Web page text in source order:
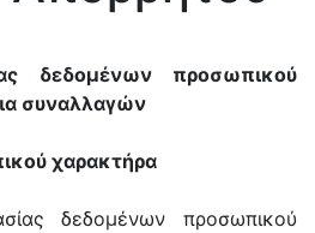
δεδομένων προσωπικού
συναλλαγών
χαρακτήρα
δεδομένων προσωπικού